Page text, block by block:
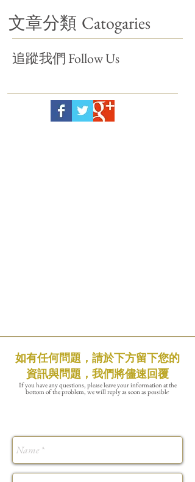
文章分類 Catogaries
追蹤我們 Follow Us
如有任何問題，請於下方留下您的
資訊與問題，我們將儘速回覆
If you have any questions, please leave your information at the
bottom of the problem, we will reply as soon as possible